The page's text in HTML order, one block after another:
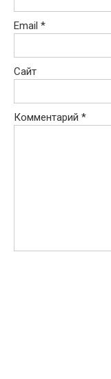
Email *
Сайт
Комментарий *